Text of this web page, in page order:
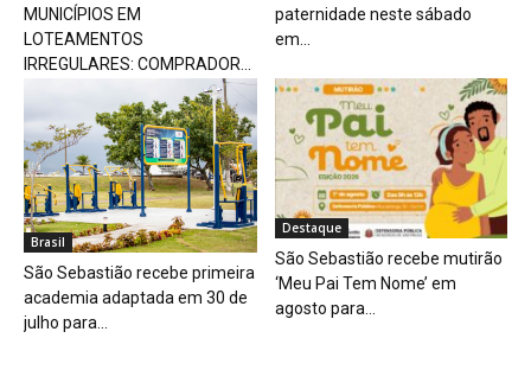
MUNICÍPIOS EM
LOTEAMENTOS
IRREGULARES: COMPRADOR...
paternidade neste sábado
em...
Brasil
São Sebastião recebe primeira
academia adaptada em 30 de
julho para...
Destaque
São Sebastião recebe mutirão
‘Meu Pai Tem Nome’ em
agosto para...